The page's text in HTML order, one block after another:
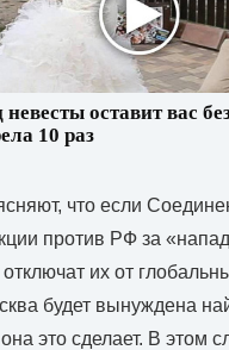
невесты оставит вас
10 раз
что если
против РФ за
их от
будет вынуждена
это сделает. В этом